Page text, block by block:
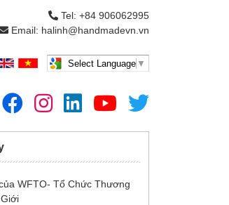
Tel: +84 906062995
Email: halinh@handmadevn.vn
Select Language ▼
WFTO- Tổ Chức Thương